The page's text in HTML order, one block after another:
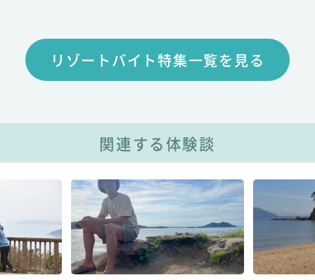
リゾートバイト特集一覧を見る
関連する体験談